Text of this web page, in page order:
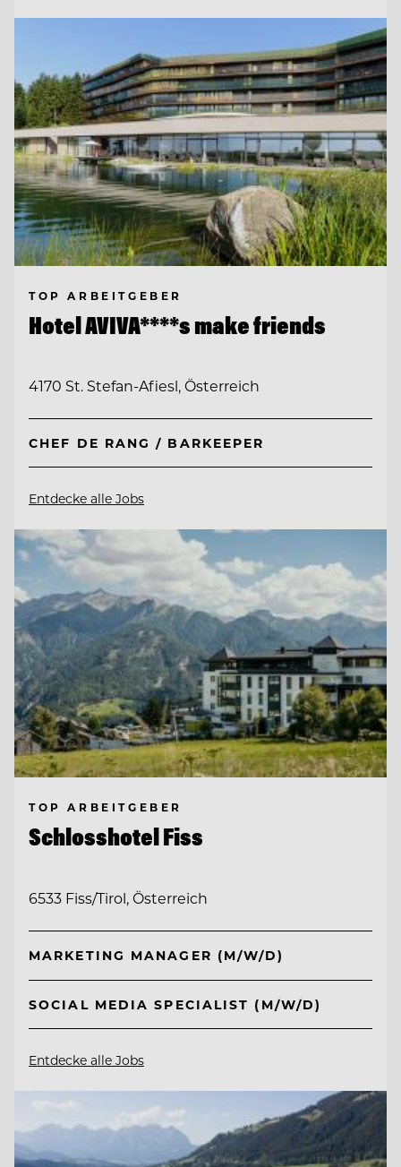
TOP ARBEITGEBER
Hotel AVIVA****s make friends
4170 St. Stefan-Afiesl, Österreich
CHEF DE RANG / BARKEEPER
Entdecke alle Jobs
TOP ARBEITGEBER
Schlosshotel Fiss
6533 Fiss/Tirol, Österreich
MARKETING MANAGER (M/W/D)
SOCIAL MEDIA SPECIALIST (M/W/D)
Entdecke alle Jobs